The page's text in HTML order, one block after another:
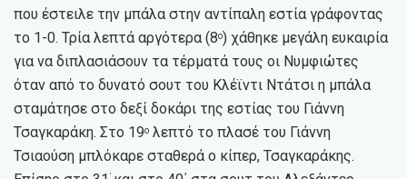
που έστειλε την μπάλα στην αντίπαλη εστία γράφοντας
το 1-0. Τρία λεπτά αργότερα (8ο) χάθηκε μεγάλη ευκαιρία
για να διπλασιάσουν τα τέρματά τους οι Νυμφιώτες
όταν από το δυνατό σουτ του Κλέϊντι Ντάτσι η μπάλα
σταμάτησε στο δεξί δοκάρι της εστίας του Γιάννη
Τσαγκαράκη. Στο 19ο λεπτό το πλασέ του Γιάννη
Τσιαούση μπλόκαρε σταθερά ο κίπερ, Τσαγκαράκης.